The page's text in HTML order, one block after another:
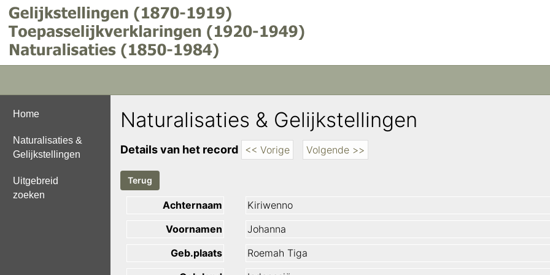
Home
Naturalisaties &
Gelijkstellingen
Uitgebreid
zoeken
Naturalisaties & Gelijkstellingen
Details van het record << Vorige Volgende >>
Achternaam
Kiriwenno
Voornamen
Johanna
Geb.plaats
Roemah Tiga